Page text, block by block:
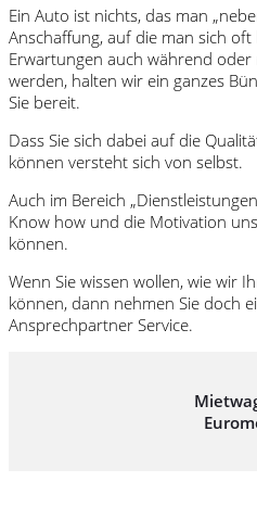
Ein Auto ist nichts, das man
Anschaffung, auf die man sich
Erwartungen auch während
werden, halten wir ein ganzes
Sie bereit.
Dass Sie sich dabei auf die
können versteht sich von selbst.
Auch im Bereich
Know how und die Motivation
können.
Wenn Sie wissen wollen, wie wir
können, dann nehmen Sie doch
Ansprechpartner Service.